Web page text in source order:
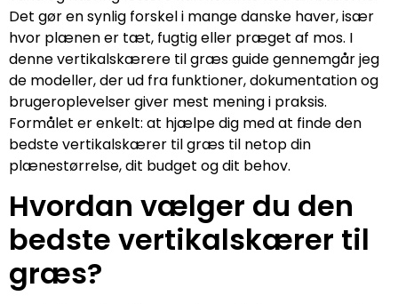
Det gør en synlig forskel i mange danske haver, især
hvor plænen er tæt, fugtig eller præget af mos. I
denne vertikalskærere til græs guide gennemgår jeg
de modeller, der ud fra funktioner, dokumentation og
brugeroplevelser giver mest mening i praksis.
Formålet er enkelt: at hjælpe dig med at finde den
bedste vertikalskærer til græs til netop din
plænestørrelse, dit budget og dit behov.
Hvordan vælger du den
bedste vertikalskærer til
græs?